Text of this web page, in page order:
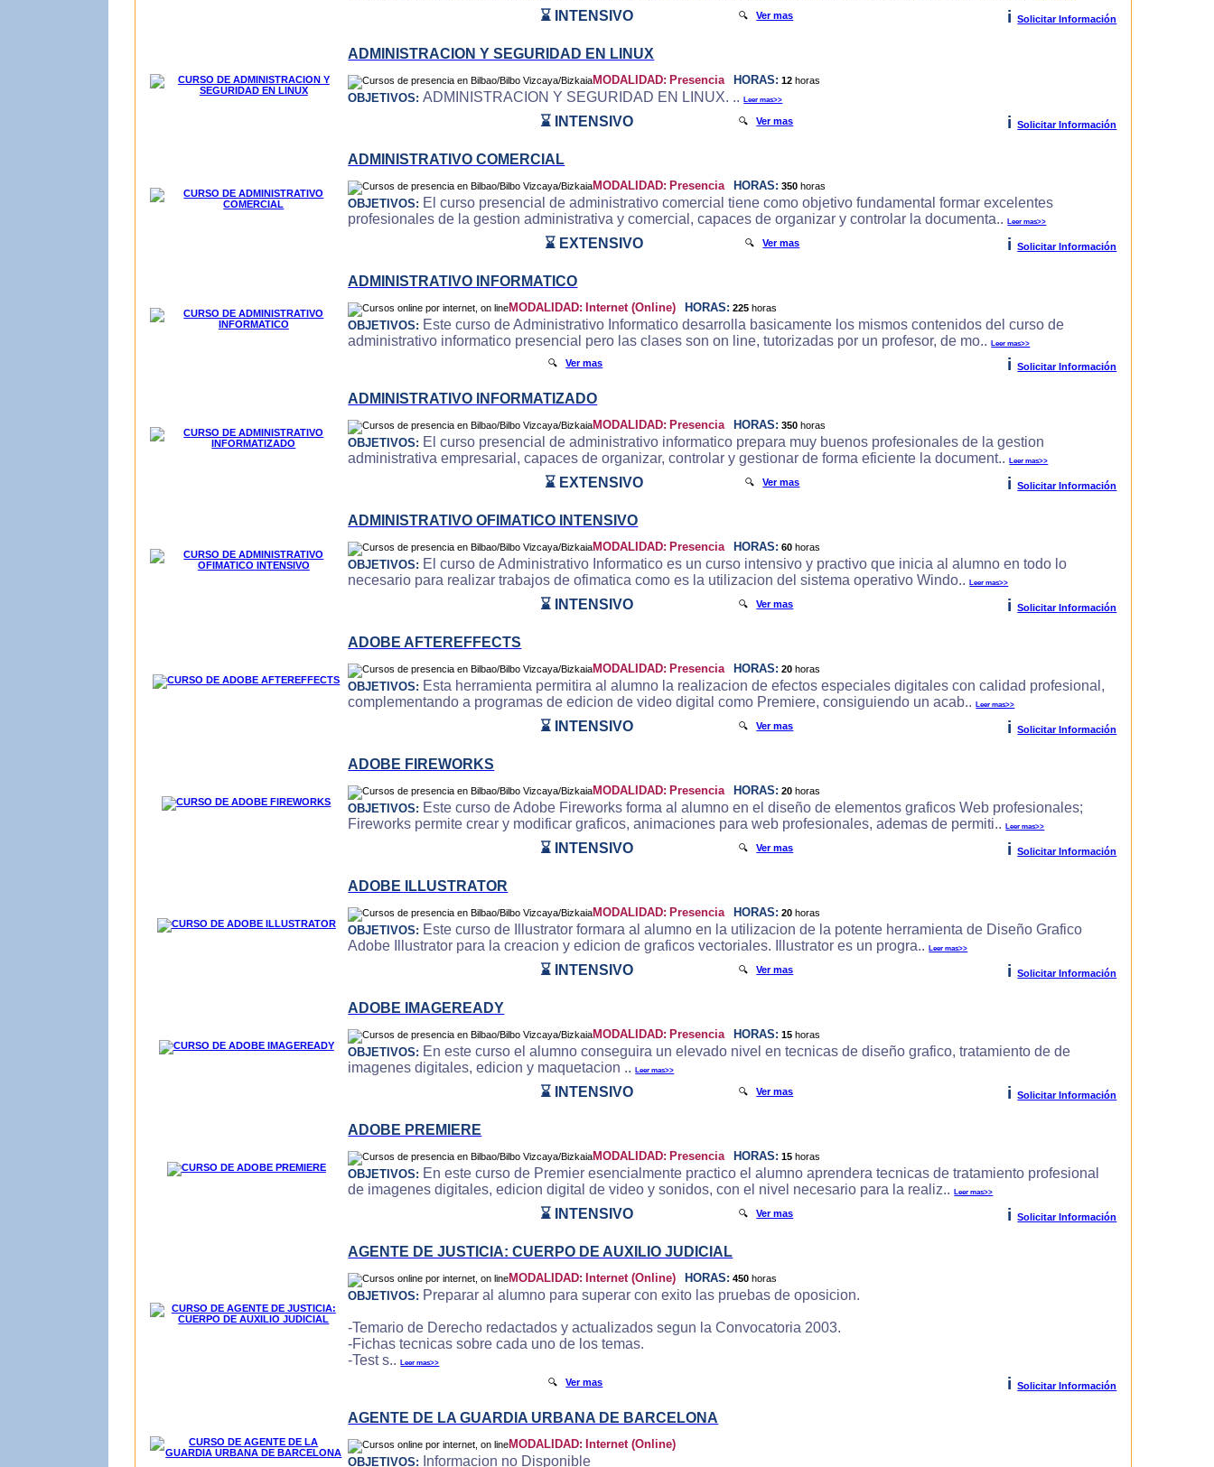
⌛ INTENSIVO 🔍Ver mas i Solicitar Información
ADMINISTRACION Y SEGURIDAD EN LINUX
MODALIDAD: Presencia HORAS: 12 horas
OBJETIVOS: ADMINISTRACION Y SEGURIDAD EN LINUX. ..Leer mas>>
⌛ INTENSIVO 🔍Ver mas i Solicitar Información
ADMINISTRATIVO COMERCIAL
MODALIDAD: Presencia HORAS: 350 horas
OBJETIVOS: El curso presencial de administrativo comercial tiene como objetivo fundamental formar excelentes
profesionales de la gestion administrativa y comercial, capaces de organizar y controlar la documenta..Leer mas>>
⌛ EXTENSIVO 🔍Ver mas i Solicitar Información
ADMINISTRATIVO INFORMATICO
MODALIDAD: Internet (Online) HORAS: 225 horas
OBJETIVOS: Este curso de Administrativo Informatico desarrolla basicamente los mismos contenidos del curso de
administrativo informatico presencial pero las clases son on line, tutorizadas por un profesor, de mo..Leer mas>>
🔍Ver mas i Solicitar Información
ADMINISTRATIVO INFORMATIZADO
MODALIDAD: Presencia HORAS: 350 horas
OBJETIVOS: El curso presencial de administrativo informatico prepara muy buenos profesionales de la gestion
administrativa empresarial, capaces de organizar, controlar y gestionar de forma eficiente la document..Leer mas>>
⌛ EXTENSIVO 🔍Ver mas i Solicitar Información
ADMINISTRATIVO OFIMATICO INTENSIVO
MODALIDAD: Presencia HORAS: 60 horas
OBJETIVOS: El curso de Administrativo Informatico es un curso intensivo y practivo que inicia al alumno en todo lo
necesario para realizar trabajos de ofimatica como es la utilizacion del sistema operativo Windo..Leer mas>>
⌛ INTENSIVO 🔍Ver mas i Solicitar Información
ADOBE AFTEREFFECTS
MODALIDAD: Presencia HORAS: 20 horas
OBJETIVOS: Esta herramienta permitira al alumno la realizacion de efectos especiales digitales con calidad profesional,
complementando a programas de edicion de video digital como Premiere, consiguiendo un acab..Leer mas>>
⌛ INTENSIVO 🔍Ver mas i Solicitar Información
ADOBE FIREWORKS
MODALIDAD: Presencia HORAS: 20 horas
OBJETIVOS: Este curso de Adobe Fireworks forma al alumno en el diseño de elementos graficos Web profesionales;
Fireworks permite crear y modificar graficos, animaciones para web profesionales, ademas de permiti..Leer mas>>
⌛ INTENSIVO 🔍Ver mas i Solicitar Información
ADOBE ILLUSTRATOR
MODALIDAD: Presencia HORAS: 20 horas
OBJETIVOS: Este curso de Illustrator formara al alumno en la utilizacion de la potente herramienta de Diseño Grafico
Adobe Illustrator para la creacion y edicion de graficos vectoriales. Illustrator es un progra..Leer mas>>
⌛ INTENSIVO 🔍Ver mas i Solicitar Información
ADOBE IMAGEREADY
MODALIDAD: Presencia HORAS: 15 horas
OBJETIVOS: En este curso el alumno conseguira un elevado nivel en tecnicas de diseño grafico, tratamiento de de
imagenes digitales, edicion y maquetacion ..Leer mas>>
⌛ INTENSIVO 🔍Ver mas i Solicitar Información
ADOBE PREMIERE
MODALIDAD: Presencia HORAS: 15 horas
OBJETIVOS: En este curso de Premier esencialmente practico el alumno aprendera tecnicas de tratamiento profesional
de imagenes digitales, edicion digital de video y sonidos, con el nivel necesario para la realiz..Leer mas>>
⌛ INTENSIVO 🔍Ver mas i Solicitar Información
AGENTE DE JUSTICIA: CUERPO DE AUXILIO JUDICIAL
MODALIDAD: Internet (Online) HORAS: 450 horas
OBJETIVOS: Preparar al alumno para superar con exito las pruebas de oposicion.
-Temario de Derecho redactados y actualizados segun la Convocatoria 2003.
-Fichas tecnicas sobre cada uno de los temas.
-Test s..Leer mas>>
🔍Ver mas i Solicitar Información
AGENTE DE LA GUARDIA URBANA DE BARCELONA
MODALIDAD: Internet (Online)
OBJETIVOS:
Informacion no Disponible